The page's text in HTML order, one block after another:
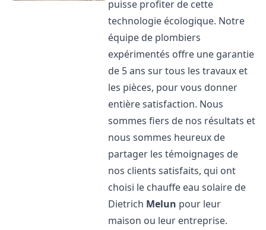
puisse profiter de cette
technologie écologique. Notre
équipe de plombiers
expérimentés offre une garantie
de 5 ans sur tous les travaux et
les pièces, pour vous donner
entière satisfaction. Nous
sommes fiers de nos résultats et
nous sommes heureux de
partager les témoignages de
nos clients satisfaits, qui ont
choisi le chauffe eau solaire de
Dietrich Melun pour leur
maison ou leur entreprise.